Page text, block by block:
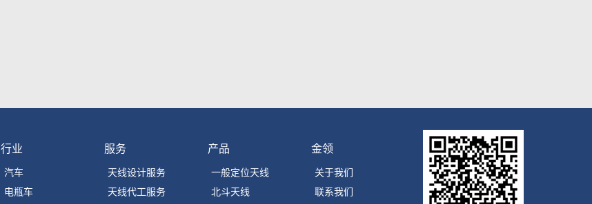
行业
汽车
电瓶车
服务
天线设计服务
天线代工服务
产品
一般定位天线
北斗天线
金领
关于我们
联系我们